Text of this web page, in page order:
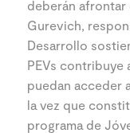
deberán afrontar
Gurevich,
Desarrollo
PEVs contribuye
puedan acceder
la vez que
programa de